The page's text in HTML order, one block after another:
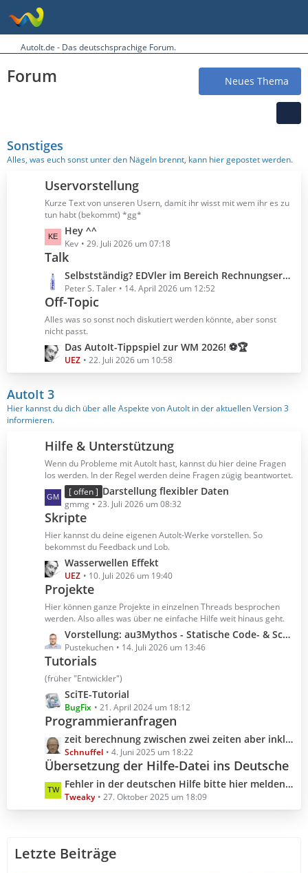
AutoIt.de - Das deutschsprachige Forum.
Forum Neues Thema
Sonstiges
Alles, was euch sonst unter den Nägeln brennt, kann hier gepostet werden.
Uservorstellung
Kurze Text von unseren Usern, damit ihr wisst mit wem ihr es zu
tun habt (bekommt) *gg*
L
e
t
e
B
e
t
g
e
Hey ^^
Kev 29. Juli 2026 um 07:18
Talk
t
z
t
e
B
e
t
r
ä
g
e
Selbstständig? EDVler im Bereich Rechnungserstellung?
Peter S. Taler 14. April 2026 um 12:52
Off-Topic
Alles was so sonst noch diskutiert werden könnte, aber sonst
nicht passt.
L
e
t
z
t
e
e
i
t
ä
g
e
Das AutoIt-Tippspiel zur WM 2026! ⚽🏆
UEZ 22. Juli 2026 um 10:58
AutoIt 3
Hier kannst du dich über alle Aspekte von AutoIt in der aktuellen Version 3
informieren.
Hilfe & Unterstützung
Wenn du Probleme mit AutoIt hast, kannst du hier deine Fragen
los werden. In der Regel werden deine Fragen zügig beantwortet.
L
e
t
z
t
e
B
e
i
t
ä
g
e
[ offen ] Darstellung flexibler Daten
gmmg 23. Juli 2026 um 08:32
Skripte
Hier kannst du deine eigenen AutoIt-Werke vorstellen. So
bekommst du Feedback und Lob.
L
e
t
z
t
B
e
i
t
r
ä
g
e
Wasserwellen Effekt
UEZ 10. Juli 2026 um 19:40
Projekte
Hier können ganze Projekte in einzelnen Threads besprochen
werden. Also alles was über ne einfache Hilfe weit hinaus geht.
e
t
z
e
B
i
t
r
ä
g
e
Vorstellung: au3Mythos - Statische Code- & Scoping-Analyse für AutoIt 3
Pustekuchen 14. Juli 2026 um 13:46
Tutorials
(früher "Entwickler")
L
e
t
z
t
e
e
g
SciTE-Tutorial
BugFix 21. April 2024 um 18:12
Programmieranfragen
L
e
t
z
e
i
t
zeit berechnung zwischen zwei zeiten aber inklusive millisekunden
Schnuffel 4. Juni 2025 um 18:22
Übersetzung der Hilfe-Datei ins Deutsche
L
e
t
e
Fehler in der deutschen Hilfe bitte hier melden (Hilfedatei 3.3.18.0 2025.10.04)
Tweaky 27. Oktober 2025 um 18:09
Letzte Beiträge